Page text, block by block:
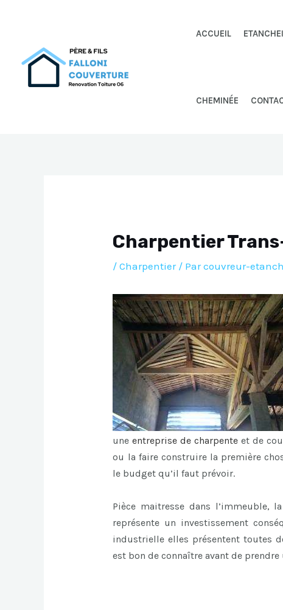
ACCUEIL
CHEMINÉE
Charpentier
/Charpentier/ Parcouvreur-
uneentreprise de charpente et de
ou la faire construire la première
le budget qu’il faut prévoir.
Pièce maitresse dans l’immeuble,
représente un investissement
industrielle elles présentent toutes
est bon de connaître avant de prendre